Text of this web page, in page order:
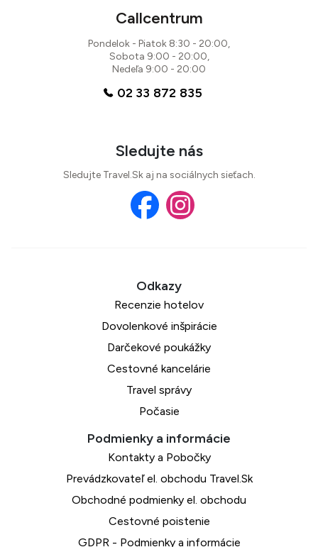
Callcentrum
Pondelok - Piatok 8:30 - 20:00,
Sobota 9:00 - 20:00,
Nedeľa 9:00 - 20:00
02 33 872 835
Sledujte nás
Sledujte Travel.Sk aj na sociálnych sieťach.
Recenzie hotelov
Dovolenkové inšpirácie
Darčekové poukážky
Cestovné kancelárie
Travel správy
Počasie
Kontakty a Pobočky
Prevádzkovateľ el. obchodu Travel.Sk
Obchodné podmienky el. obchodu
Cestovné poistenie
GDPR - Podmienky a informácie